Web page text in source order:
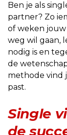
Ben je als
partner? Zo
of weken
weg wil gaan,
nodig is en
de
methode vind
past.
Single
de